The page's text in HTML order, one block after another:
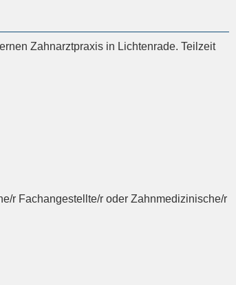
Zahnarztpraxis in Lichtenrade. Teilzeit
r Fachangestellte/r oder Zahnmedizinische/r